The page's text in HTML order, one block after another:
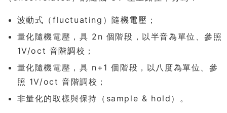
波動式（fluctuating）隨機電壓；
量化隨機電壓，具 2n 個階段，以半音為單位、參照
1V/oct 音階調校；
量化隨機電壓，具 n+1 個階段，以八度為單位、參
照 1V/oct 音階調校；
非量化的取樣與保持（sample & hold）。